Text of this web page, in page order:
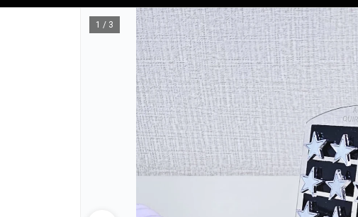
1 / 3
Tienda solo paraMAYORISTAS
CÓMO COMPRAR